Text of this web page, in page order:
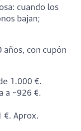
cuando los
bajan;
años, con cupón
1.000 €.
a ~926 €.
€. Aprox.